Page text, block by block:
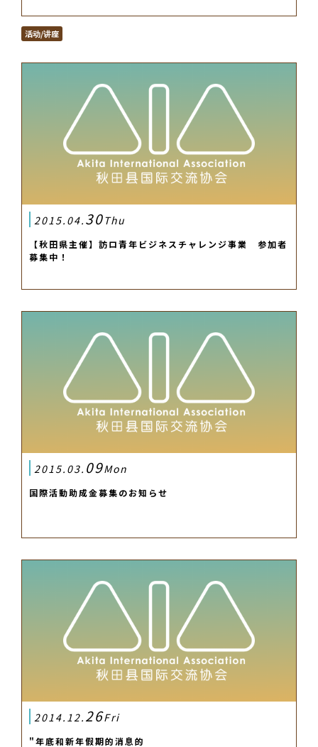
活动/讲座
2015.04. 30Thu
【秋田県主催】訪ロ青年ビジネスチャレンジ事業 参加者
募集中！
2015.03. 09Mon
国際活動助成金募集のお知らせ
2014.12. 26Fri
"年底和新年假期的消息的